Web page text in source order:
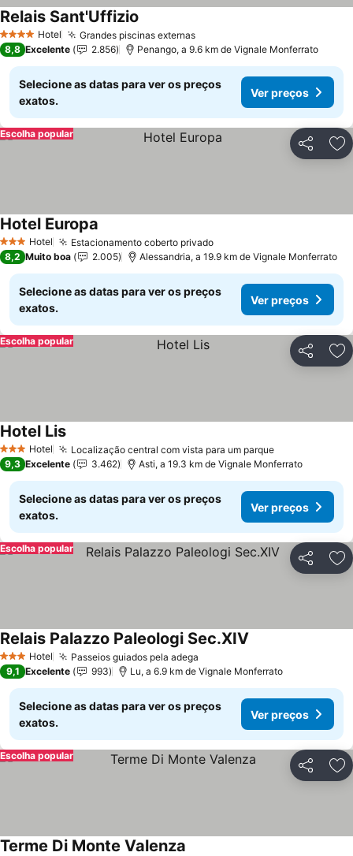
4 EstrelasHotel Grandes piscinas externas
Relais Sant'Uffizio
8,8 Excelente 2.856 Penango, a 9.6 km de Vignale Monferrato
Selecione as datas para ver os preços
exatos.
Ver preços
Partilhar
Escolha popular
3 EstrelasHotel Estacionamento coberto privado
Hotel Europa
8,2 Muito boa 2.005 Alessandria, a 19.9 km de Vignale Monferrato
Selecione as datas para ver os preços
exatos.
Ver preços
Partilhar
Escolha popular
3 EstrelasHotel Localização central com vista para um parque
Hotel Lis
9,3 Excelente 3.462 Asti, a 19.3 km de Vignale Monferrato
Selecione as datas para ver os preços
exatos.
Ver preços
Partilhar
Escolha popular
3 EstrelasHotel Passeios guiados pela adega
Relais Palazzo Paleologi Sec.XIV
9,1 Excelente 993 Lu, a 6.9 km de Vignale Monferrato
Selecione as datas para ver os preços
exatos.
Ver preços
Partilhar
Escolha popular
Terme Di Monte Valenza